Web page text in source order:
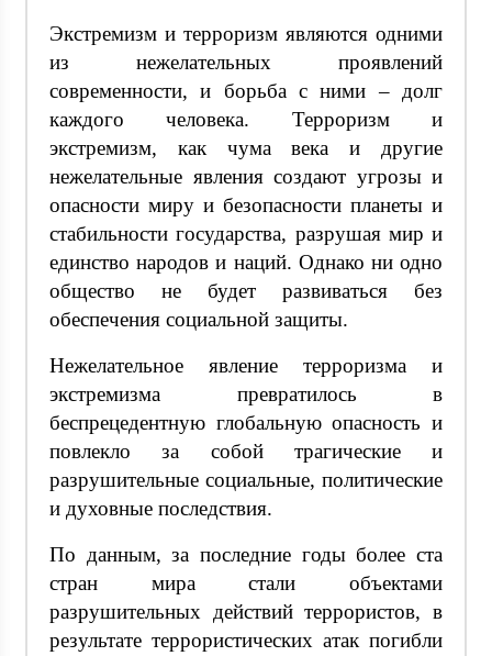
Экстремизм и терроризм являются одними
из нежелательных проявлений
современности, и борьба с ними – долг
каждого человека. Терроризм и
экстремизм, как чума века и другие
нежелательные явления создают угрозы и
опасности миру и безопасности планеты и
стабильности государства, разрушая мир и
единство народов и наций. Однако ни одно
общество не будет развиваться без
обеспечения социальной защиты.
Нежелательное явление терроризма и
экстремизма превратилось в
беспрецедентную глобальную опасность и
повлекло за собой трагические и
разрушительные социальные, политические
и духовные последствия.
По данным, за последние годы более ста
стран мира стали объектами
разрушительных действий террористов, в
результате террористических атак погибли